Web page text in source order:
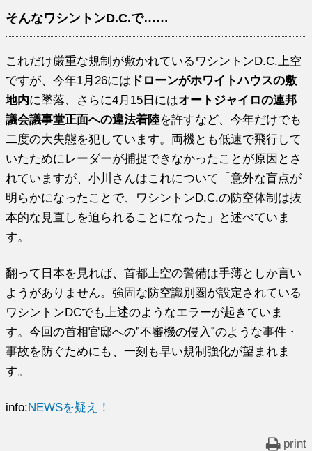
そんなワシントンD.C.で……
これだけ厳重な規制が敷かれているワシントンD.C.上空
ですが、今年1月26には ドローンがホワイトハウスの敷
地内に墜落、さらに4月15日にはオートジャイロの連邦
議会議事堂正面への違法着陸を許すなど、今年だけでも
二度の大失態を犯しています。両機とも低速で飛行して
いたためにレーダーが捕捉できなかったことが原因とさ
れていますが、小川さんはこれについて「意外な盲点が
明らかになったことで、ワシントンD.C.の防空体制は抜
本的な見直しを迫られることになった」と述べていま
す。
翻って日本を見れば、首都上空の警備は手薄としか言い
ようがありません。強固な防空識別圏が設定されている
ワシントンDCでも上述のようなエラーが起きていま
す。今回の首相官邸への”不審機の侵入”のような事件・
事故を防ぐためにも、一刻も早い規制強化が望まれま
す。
info:NEWSを疑え！
print